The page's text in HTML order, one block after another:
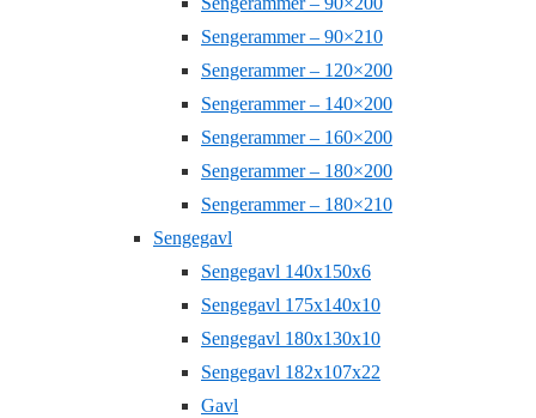
Sengerammer – 90×210
Sengerammer – 120×200
Sengerammer – 140×200
Sengerammer – 160×200
Sengerammer – 180×200
Sengerammer – 180×210
Sengegavl
Sengegavl 140x150x6
Sengegavl 175x140x10
Sengegavl 180x130x10
Sengegavl 182x107x22
Gavl